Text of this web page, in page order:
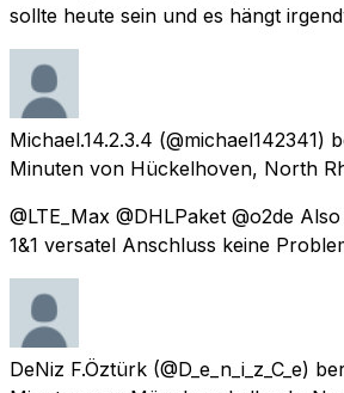
sollte heute sein und es hängt
Michael.14.2.3.4 (@michael142341)
Minuten von Hückelhoven, North
@LTE_Max @DHLPaket @o2de
1&1 versatel Anschluss keine
DeNiz F.Öztürk (@D_e_n_i_z_C_e)